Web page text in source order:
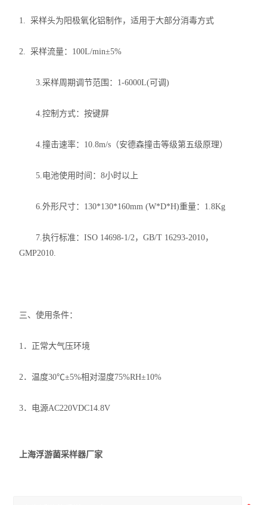
1. 采样头为阳极氧化铝制作，适用于大部分消毒方式
2. 采样流量：100L/min±5%
3.采样周期调节范围：1-6000L(可调)
4.控制方式：按键屏
4.撞击速率：10.8m/s（安德森撞击等级第五级原理）
5.电池使用时间：8小时以上
6.外形尺寸：130*130*160mm (W*D*H)重量：1.8Kg
7.执行标准：ISO 14698-1/2，GB/T 16293-2010，
GMP2010.
三、使用条件：
1．正常大气压环境
2．温度30℃±5%相对湿度75%RH±10%
3．电源AC220VDC14.8V
上海浮游菌采样器厂家